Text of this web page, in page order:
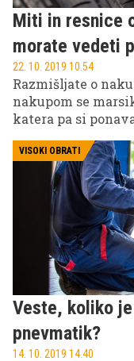
Miti in resnice
morate vedeti
22. 10. 2019 10.54
Razmišljate o
nakupom se
katera pa si
smo se po
pnevmatike
vodi
VISOKI OBRATI
Veste, koliko
pnevmatik?
14. 10. 2019 14.40